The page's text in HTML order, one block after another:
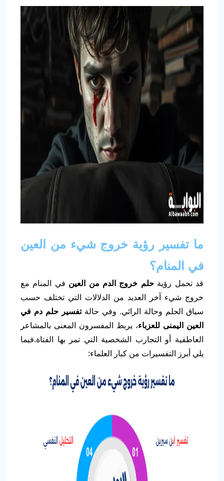
ما تفسير رؤية خروج شيء من العين
في المنام؟
قد تحمل رؤيةحلم خروج الدم من العين في المنام مع
خروج شيء آخر العديد من الدلالات التي تختلف حسب
سياق الحلم وحالة الرائي. وفي حالةتفسير حلم دم في
العين اليمنى للعزباء، يربط المفسرون المعنى بالمشاعر
العاطفية أو التجارب الشخصية التي تمر بها الفتاة.فيما
يلي أبرز التفسيرات من كبار العلماء: